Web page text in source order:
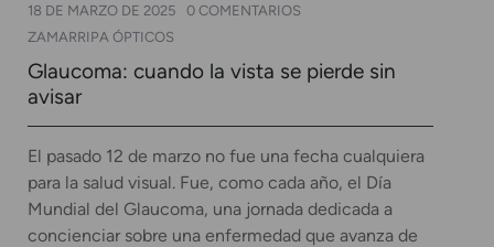
18 DE MARZO DE 2025
0 COMENTARIOS
ZAMARRIPA ÓPTICOS
Glaucoma: cuando la vista se pierde sin
avisar
El pasado 12 de marzo no fue una fecha cualquiera
para la salud visual. Fue, como cada año, el Día
Mundial del Glaucoma, una jornada dedicada a
concienciar sobre una enfermedad que avanza de